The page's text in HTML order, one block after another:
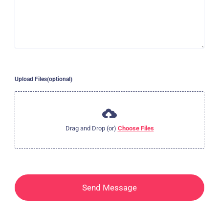
Upload Files(optional)
Drag and Drop (or) Choose Files
Send Message